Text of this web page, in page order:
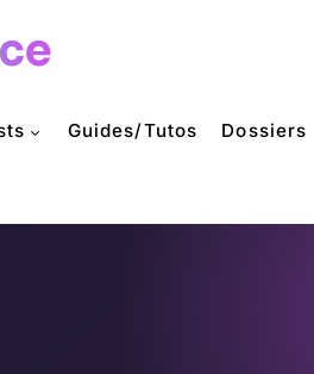
Guides/Tutos Dossiers